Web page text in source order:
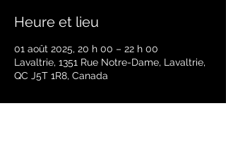
Heure et lieu
01 août 2025, 20 h 00 – 22 h 00
Lavaltrie, 1351 Rue Notre-Dame, Lavaltrie,
QC J5T 1R8, Canada